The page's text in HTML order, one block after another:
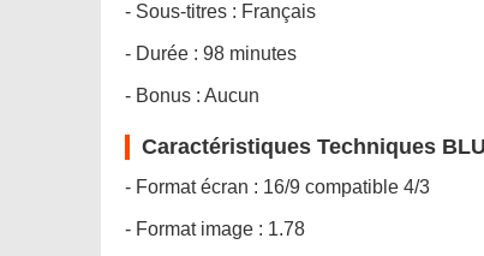
- Sous-titres : Français
- Durée : 98 minutes
- Bonus : Aucun
Caractéristiques Techniques
- Format écran : 16/9 compatible 4/3
- Format image : 1.78